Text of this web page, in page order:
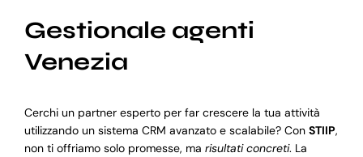
Gestionale agenti
Venezia
Cerchi un partner esperto per far crescere la tua attività
utilizzando un sistema CRM avanzato e scalabile? Con STIIP,
non ti offriamo solo promesse, ma risultati concreti. La